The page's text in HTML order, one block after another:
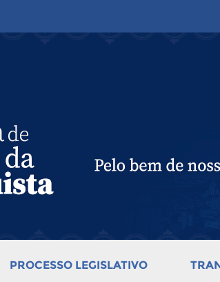
PROCESSO LEGISLATIVO